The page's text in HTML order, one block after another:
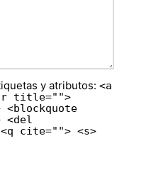
y atributos: <a
title="">
<del
cite=""> <s>